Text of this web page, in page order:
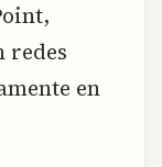
redes
en